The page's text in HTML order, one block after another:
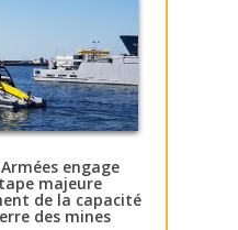
engage
majeure
de la capacité
des mines